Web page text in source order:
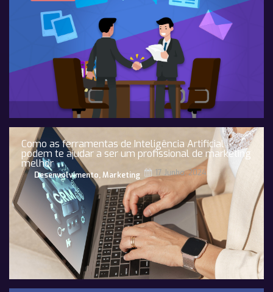
Como as ferramentas de Inteligência Artificial
podem te ajudar a ser um profissional de marketing
melhor
Desenvolvimento,Marketing 17 Junho, 2024